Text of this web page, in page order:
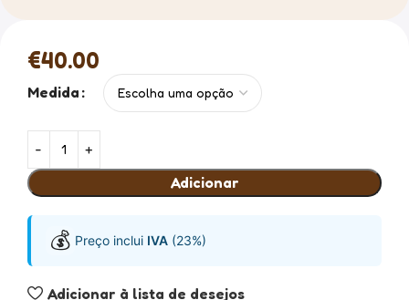
€40.00
Medida
Adicionar
💰 Preço inclui IVA (23%)
Adicionar à lista de desejos